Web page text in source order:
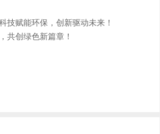
赋能环保，创新驱动未来！
共创绿色新篇章！